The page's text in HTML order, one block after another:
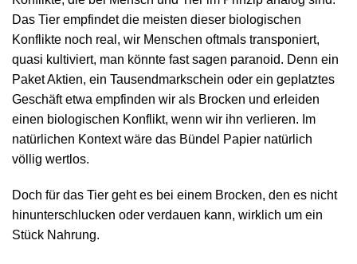
Das Tier empfindet die meisten dieser biologischen
Konflikte noch real, wir Menschen oftmals transponiert,
quasi kultiviert, man könnte fast sagen paranoid. Denn ein
Paket Aktien, ein Tausendmarkschein oder ein geplatztes
Geschäft etwa empfinden wir als Brocken und erleiden
einen biologischen Konflikt, wenn wir ihn verlieren. Im
natürlichen Kontext wäre das Bündel Papier natürlich
völlig wertlos.
Doch für das Tier geht es bei einem Brocken, den es nicht
hinunterschlucken oder verdauen kann, wirklich um ein
Stück Nahrung.